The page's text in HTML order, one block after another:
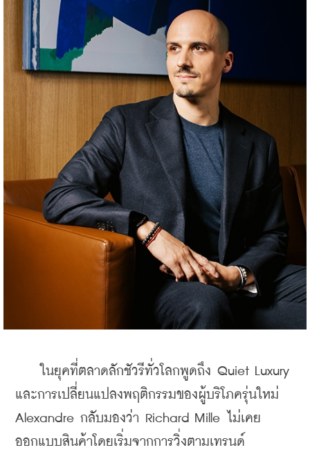
ในยุคที่ตลาดลักชัวรีทั่วโลกพูดถึง Quiet Luxury
และการเปลี่ยนแปลงพฤติกรรมของผู้บริโภครุ่นใหม่
Alexandre กลับมองว่า Richard Mille ไม่เคย
ออกแบบสินค้าโดยเริ่มจากการวิ่งตามเทรนด์